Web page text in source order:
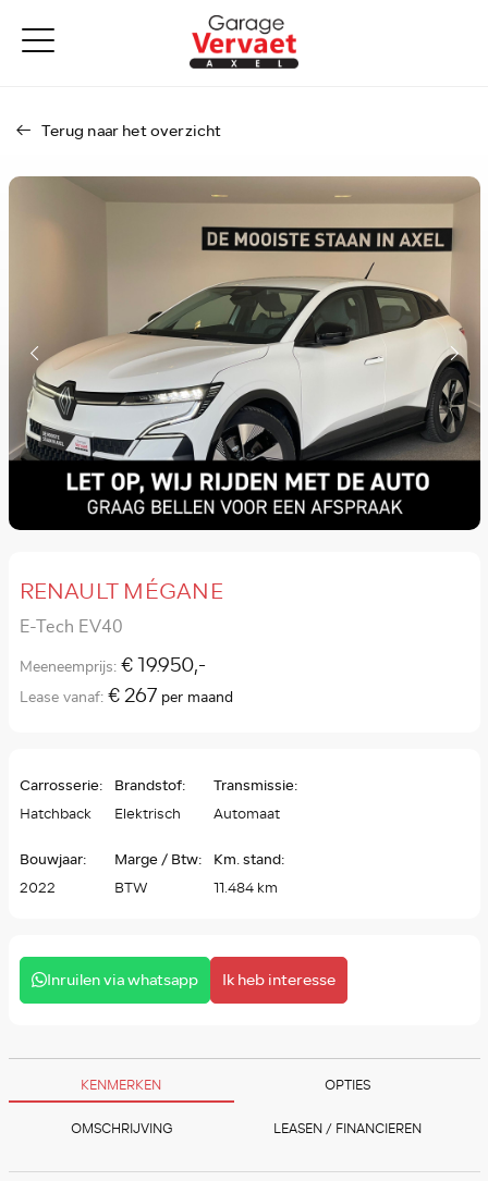
Terug naar het overzicht
RENAULT MÉGANE
E-Tech EV40
Meeneemprijs:€ 19.950,-
Lease vanaf:€ 267 per maand
Carrosserie:
Hatchback
Brandstof:
Elektrisch
Transmissie:
Automaat
Bouwjaar:
2022
Marge / Btw:
BTW
Km. stand:
11.484 km
Inruilen via whatsapp Ik heb interesse
KENMERKEN OPTIES
OMSCHRIJVING LEASEN / FINANCIEREN